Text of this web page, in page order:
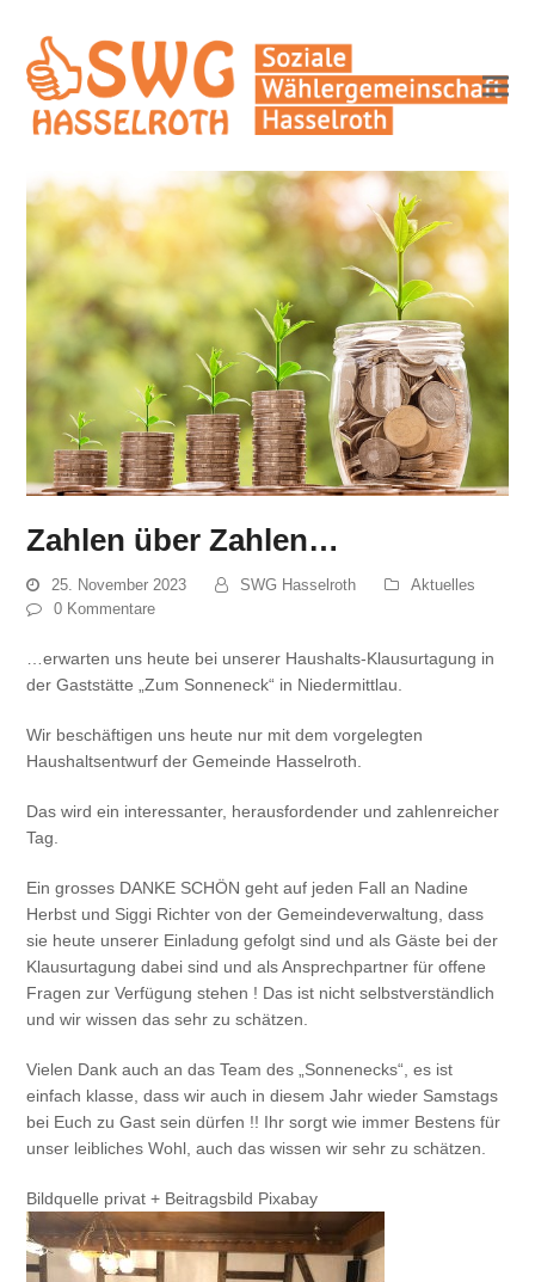
Zahlen über Zahlen…
25. November 2023 SWG Hasselroth
Aktuelles
0 Kommentare
…erwarten uns heute bei unserer Haushalts-Klausurtagung in
der Gaststätte „Zum Sonneneck“ in Niedermittlau.
Wir beschäftigen uns heute nur mit dem vorgelegten
Haushaltsentwurf der Gemeinde Hasselroth.
Das wird ein interessanter, herausfordender und zahlenreicher
Tag.
Ein grosses DANKE SCHÖN geht auf jeden Fall an Nadine
Herbst und Siggi Richter von der Gemeindeverwaltung, dass
sie heute unserer Einladung gefolgt sind und als Gäste bei der
Klausurtagung dabei sind und als Ansprechpartner für offene
Fragen zur Verfügung stehen ! Das ist nicht selbstverständlich
und wir wissen das sehr zu schätzen.
Vielen Dank auch an das Team des „Sonnenecks“, es ist
einfach klasse, dass wir auch in diesem Jahr wieder Samstags
bei Euch zu Gast sein dürfen !! Ihr sorgt wie immer Bestens für
unser leibliches Wohl, auch das wissen wir sehr zu schätzen.
Bildquelle privat + Beitragsbild Pixabay